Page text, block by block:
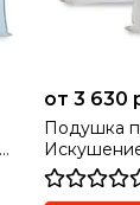
от 3 630
Подушка